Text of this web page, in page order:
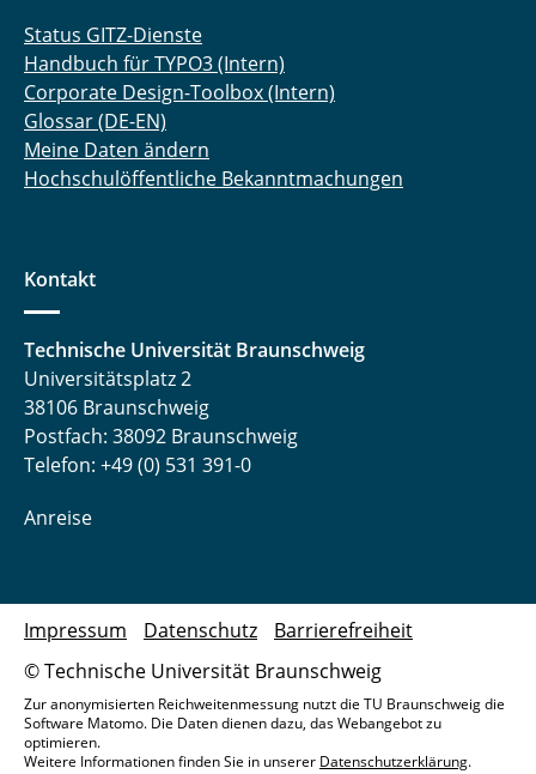
Status GITZ-Dienste
Handbuch für TYPO3 (Intern)
Corporate Design-Toolbox (Intern)
Glossar (DE-EN)
Meine Daten ändern
Hochschulöffentliche Bekanntmachungen
Kontakt
Technische Universität Braunschweig
Universitätsplatz 2
38106 Braunschweig
Postfach: 38092 Braunschweig
Telefon: +49 (0) 531 391-0
Anreise
© Technische Universität Braunschweig
Impressum Datenschutz Barrierefreiheit
Zur anonymisierten Reichweitenmessung nutzt die TU Braunschweig die
Software Matomo. Die Daten dienen dazu, das Webangebot zu
optimieren.
Weitere Informationen finden Sie in unserer Datenschutzerklärung.